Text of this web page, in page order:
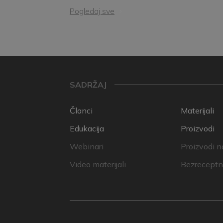
Pogledaj sve
SADRŽAJ
Članci
Edukacija
Webinari
Video materijali
Materijali
Proizvodi
Proizvodi